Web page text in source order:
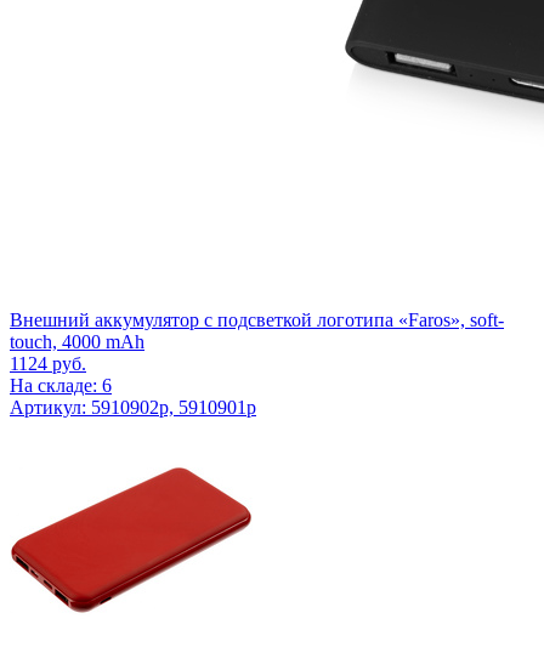
Внешний аккумулятор с подсветкой логотипа «Faros», soft-
touch, 4000 mAh
1124 руб.
На складе: 6
Артикул: 5910902p, 5910901p